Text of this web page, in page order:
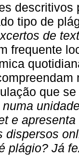
descritivos
tipo de
de
frequente
que
e
dispersos
plágio? Já